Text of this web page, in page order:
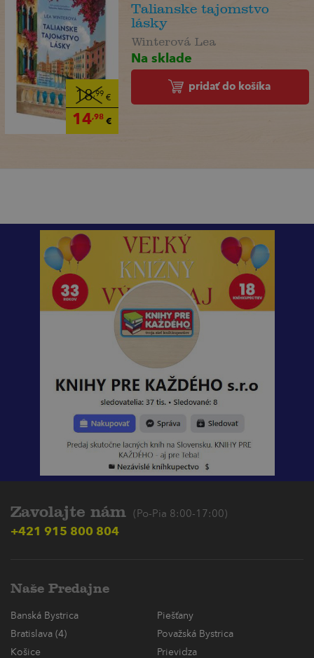
18,99 €
14,98€
Talianske tajomstvo
lásky
Winterová Lea
Na sklade
pridať do košíka
Zavolajte nám (Po-Pia 8:00-17:00)
+421 915 800 804
Naše Predajne
Banská Bystrica
Piešťany
Bratislava (4)
Považská Bystrica
Košice
Prievidza